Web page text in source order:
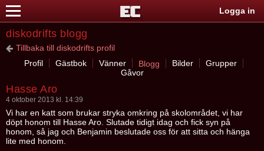
Logga in
diskodrifts blogg
Tillbaka till diskodrifts profil
Profil
Gästbok Vänner Blogg Bilder
Grupper
Gåvor
Hasse Aro
4 oktober 2013 kl. 14:39
Vi har en katt som brukar stryka omkring på skolområdet, vi har
döpt honom till Hasse Aro. Slutade tidigt idag och fick syn på
honom, så jag och Benjamin beslutade oss för att sitta och hänga
lite med honom.